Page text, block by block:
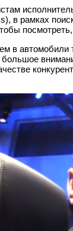
в рамках
в автомобили